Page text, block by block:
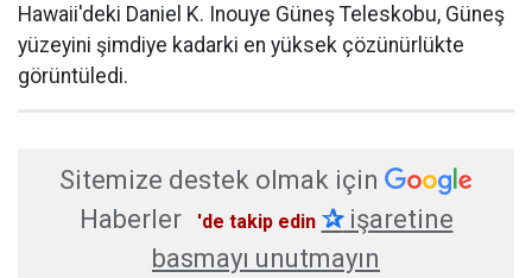
Hawaii'deki Daniel K. Inouye Güneş Teleskobu, Güneş
yüzeyini şimdiye kadarki en yüksek çözünürlükte
görüntüledi.
Sitemize destek olmak için
Haberler
'de takip edin ✰işaretine
basmayı unutmayın